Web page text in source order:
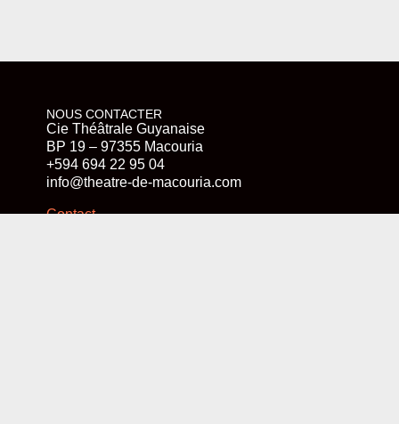
NOUS CONTACTER
Cie Théâtrale Guyanaise
BP 19 – 97355 Macouria
+594 694 22 95 04
info@theatre-de-macouria.com
Contact